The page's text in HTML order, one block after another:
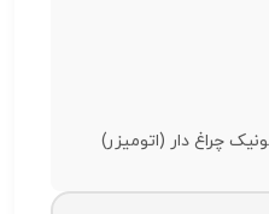
چراغ دار (اتومیزر)